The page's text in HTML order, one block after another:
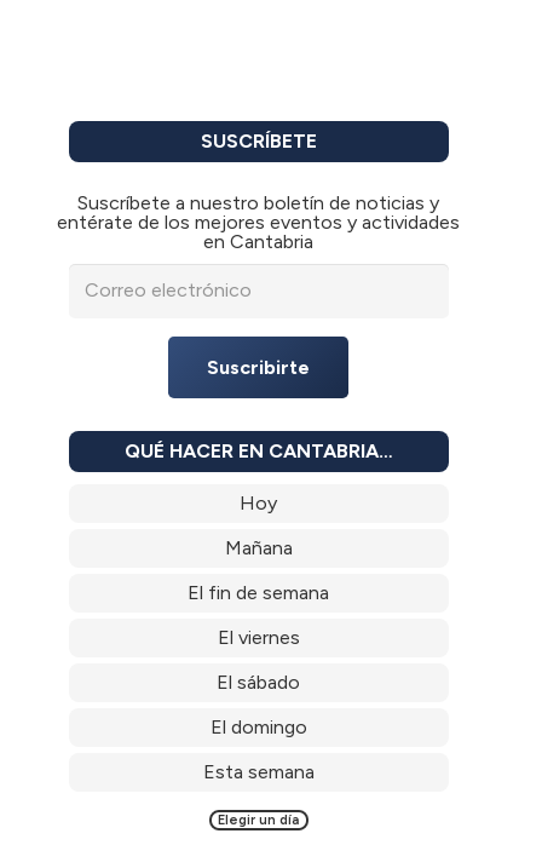
SUSCRÍBETE
Suscríbete a nuestro boletín de noticias y
entérate de los mejores eventos y actividades
en Cantabria
Suscribirte
QUÉ HACER EN CANTABRIA…
Hoy
Mañana
El fin de semana
El viernes
El sábado
El domingo
Esta semana
Elegir un día